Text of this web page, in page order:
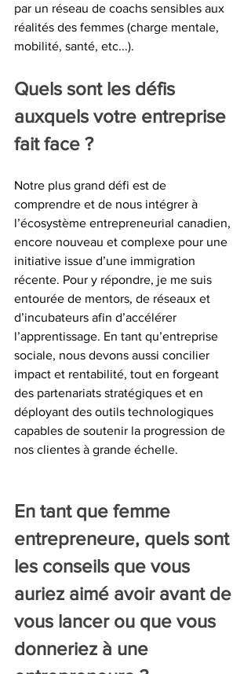
par un réseau de coachs sensibles aux
réalités des femmes (charge mentale,
mobilité, santé, etc...).
Quels sont les défis
auxquels votre entreprise
fait face ?
Notre plus grand défi est de
comprendre et de nous intégrer à
l’écosystème entrepreneurial canadien,
encore nouveau et complexe pour une
initiative issue d’une immigration
récente. Pour y répondre, je me suis
entourée de mentors, de réseaux et
d’incubateurs afin d’accélérer
l’apprentissage. En tant qu’entreprise
sociale, nous devons aussi concilier
impact et rentabilité, tout en forgeant
des partenariats stratégiques et en
déployant des outils technologiques
capables de soutenir la progression de
nos clientes à grande échelle.
En tant que femme
entrepreneure, quels sont
les conseils que vous
auriez aimé avoir avant de
vous lancer ou que vous
donneriez à une